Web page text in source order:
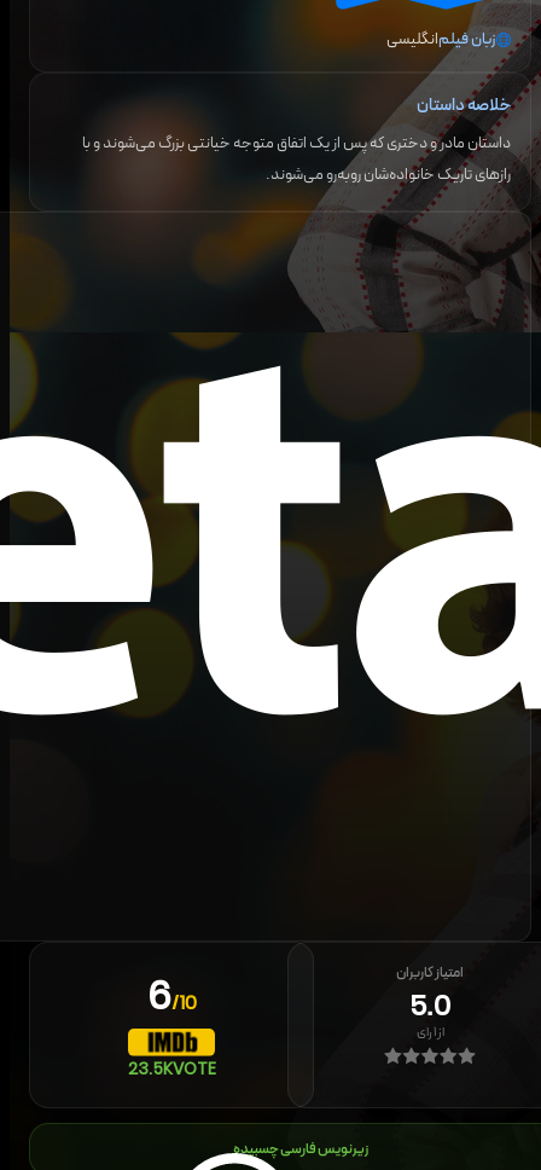
زبان فیلمانگلیسی
خلاصه داستان
داستان مادر و دختری که پس از یک اتفاق متوجه خیانتی بزرگ می‌شوند و با
رازهای تاریک خانواده‌شان روبه‌رو می‌شوند.
6/10
23.5KVOTE
امتیاز کاربران
5.0
از۱رای
زیرنویس فارسی چسبیده